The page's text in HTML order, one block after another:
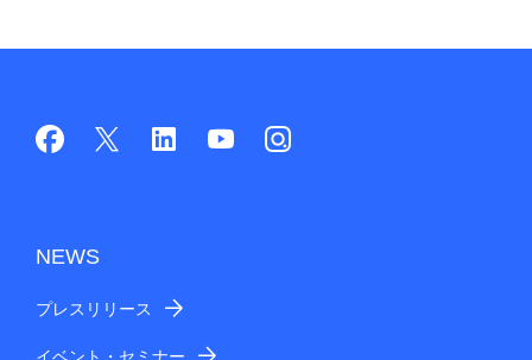
NEWS
プレスリリース
イベント・セミナー